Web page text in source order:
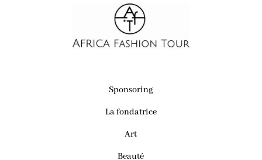
Sponsoring
La fondatrice
Art
Beauté